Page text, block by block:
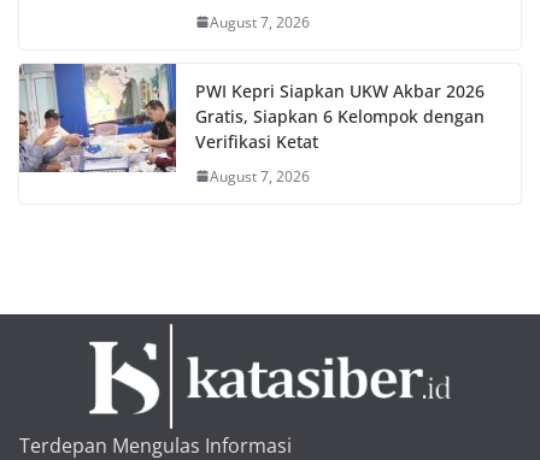
August 7, 2026
PWI Kepri Siapkan UKW Akbar 2026
Gratis, Siapkan 6 Kelompok dengan
Verifikasi Ketat
August 7, 2026
Terdepan Mengulas Informasi